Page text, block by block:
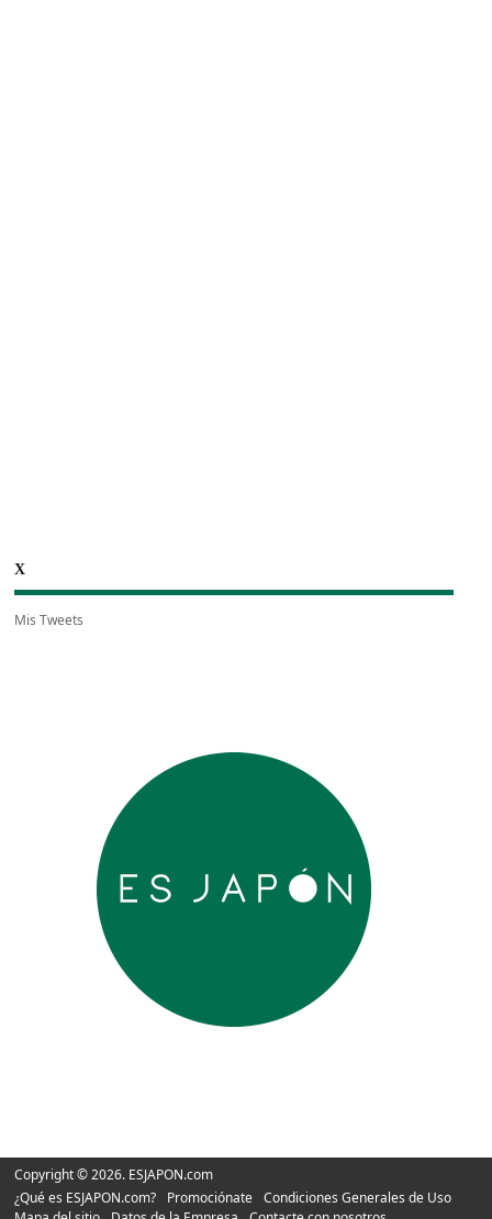
X
Mis Tweets
Copyright © 2026. ESJAPON.com
¿Qué es ESJAPON.com?
Promociónate
Condiciones Generales de Uso